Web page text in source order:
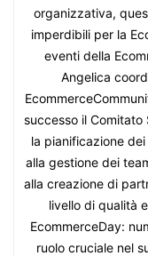
organizzativa,
imperdibili per la
eventi della
Angelica
successo il
la pianificazione
alla gestione dei
alla creazione di
livello di qualità
EcommerceDay:
ruolo cruciale nel